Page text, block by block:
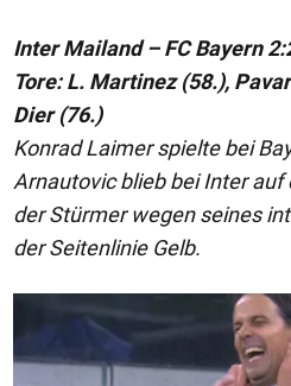
Inter Mailand – FC Bayern
Tore: L. Martinez (58.),
Dier (76.)
Konrad Laimer spielte bei
Arnautovic blieb bei Inter auf
der Stürmer wegen seines
der Seitenlinie Gelb.